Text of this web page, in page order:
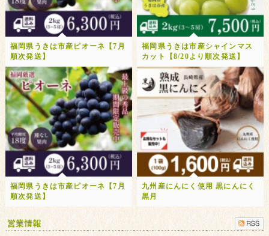
福岡県うきは市産ピオーネ【7月
順次発送】
福岡県うきは市産シャインマス
カット【8/20より順次発送】
福岡県うきは市産ピオーネ【7月
順次発送】
九州産にんにく使用 黒にんにく
黒月